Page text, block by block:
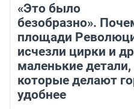
«Это было
безобразно».
площади
исчезли цирки и
маленькие детали,
которые делают
удобнее